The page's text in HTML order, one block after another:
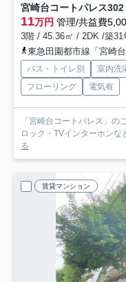
宮崎台コートパレス302
11万円 管理/共益費
3階 / 45.36㎡ / 2DK /築31
東急田園都市線「宮崎
バス・トイレ別 室内洗
フローリング
電気有
「宮崎台コートパレス」の
ロック・TVインターホンな
る
賃貸マンション